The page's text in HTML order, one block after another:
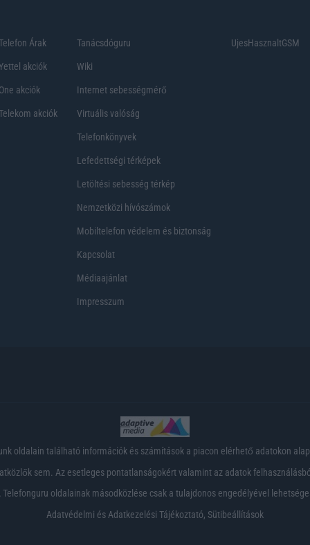
Árak
akciók
One akciók
akciók
Tanácsdóguru
Wiki
Internet sebességmérő
Virtuális valóság
Telefonkönyvek
Lefedettségi térképek
Letöltési sebesség térkép
Nemzetközi hívószámok
Mobiltelefon védelem és biztonság
Kapcsolat
Médiaajánlat
Impresszum
UjesHasznaltGSM
oldalain található információk és számítások a piacon elérhető adatokon
sem. Az esetleges pontatlanságokért valamint az adatok
Telefonguru oldalainak másodközlése csak a tulajdonos engedélyével
Adatvédelmi és Adatkezelési Tájékoztató, Sütibeállítások